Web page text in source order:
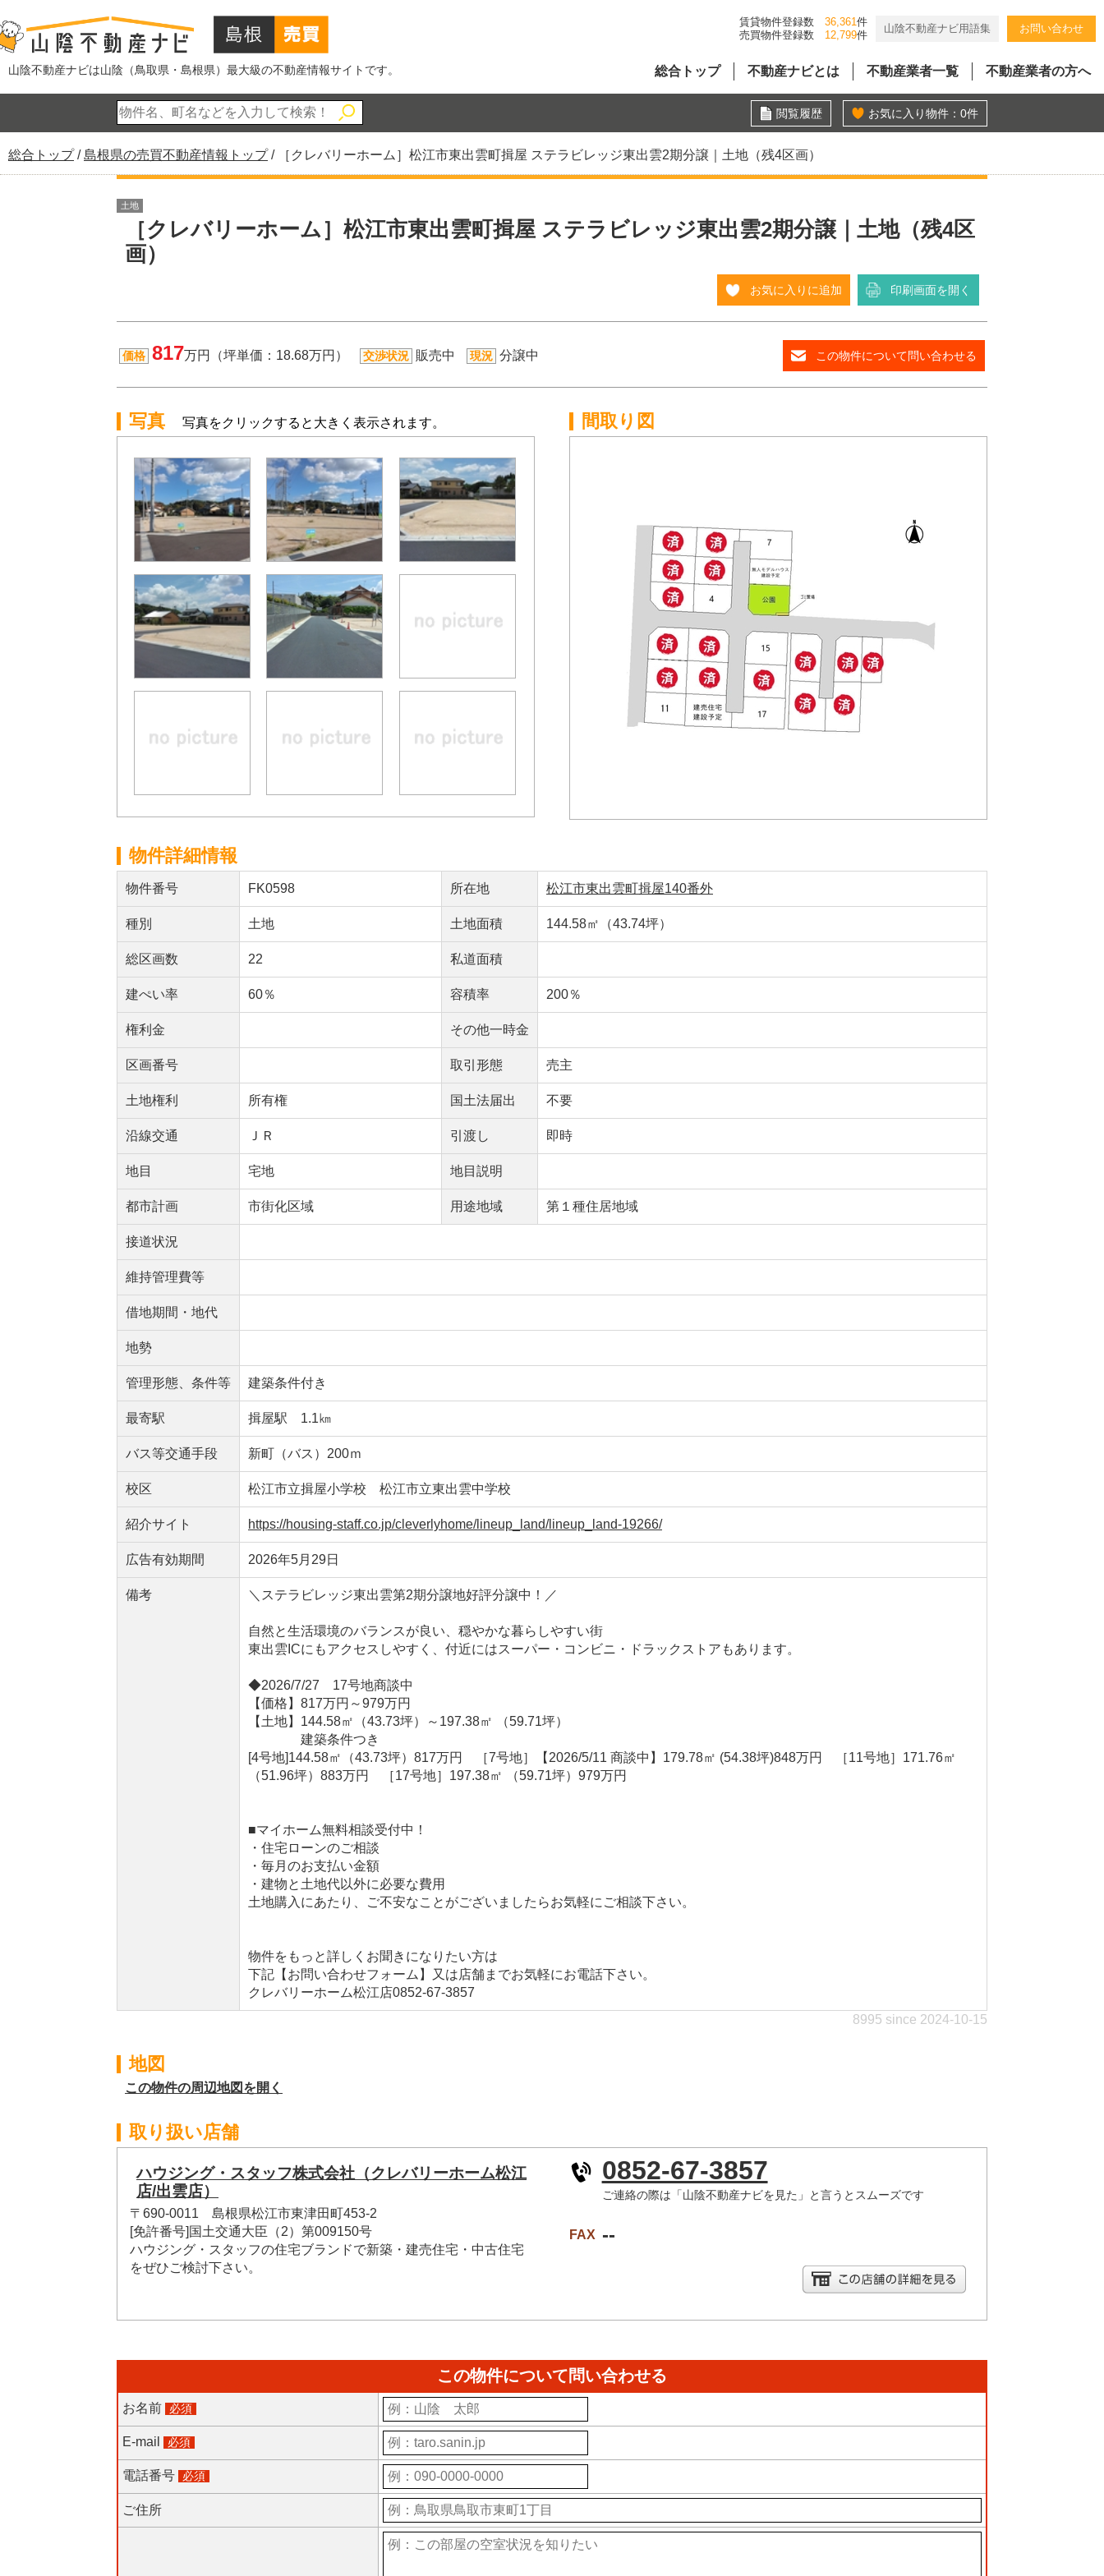
山陰不動産ナビは山陰（鳥取県・島根県）最大級の不動産情報サイトです。
賃貸物件登録数 36,361件
売買物件登録数
12,799件
山陰不動産ナビ用語集 お問い合わせ
総合トップ 不動産ナビとは 不動産業者一覧 不動産業者の方へ
閲覧履歴 お気に入り物件： 0件
現
在
総合トップ/島根県の売買不動産情報トップ/ ［クレバリーホーム］松江市東出雲町揖屋 ステラビレッジ東出雲2期分譲｜土地（残4区画）
土地
［クレバリーホーム］松江市東出雲町揖屋 ステラビレッジ東出雲2期分譲｜土地（残4区
画）
お気に入りに追加 印刷画面を開く
価格 817万円（坪単価：18.68万円） 交渉状況 販売中 現況 分譲中 この物件について問い合わせる
写真 写真をクリックすると大きく表示されます。 間取り図
物件詳細情報
物件番号 FK0598 所在地 松江市東出雲町揖屋140番外
種別 土地 土地面積 144.58㎡（43.74坪）
総区画数 22 私道面積
建ぺい率 60％ 容積率 200％
権利金 その他一時金
区画番号 取引形態 売主
土地権利 所有権 国土法届出 不要
沿線交通 ＪＲ 引渡し 即時
地目 宅地 地目説明
都市計画 市街化区域 用途地域 第１種住居地域
接道状況
維持管理費等
借地期間・地代
地勢
管理形態、条件等 建築条件付き
最寄駅 揖屋駅 1.1㎞
バス等交通手段 新町（バス）200ｍ
校区 松江市立揖屋小学校 松江市立東出雲中学校
紹介サイト https://housing-staff.co.jp/cleverlyhome/lineup_land/lineup_land-19266/
広告有効期間 2026年5月29日
備考 ＼ステラビレッジ東出雲第2期分譲地好評分譲中！／
自然と生活環境のバランスが良い、穏やかな暮らしやすい街
東出雲ICにもアクセスしやすく、付近にはスーパー・コンビニ・ドラックストアもあります。
◆2026/7/27 17号地商談中
【価格】817万円～979万円
【土地】144.58㎡（43.73坪）～197.38㎡ （59.71坪）
建築条件つき
[4号地]144.58㎡（43.73坪）817万円 ［7号地］【2026/5/11 商談中】179.78㎡ (54.38坪)848万円 ［11号地］171.76㎡
（51.96坪）883万円 ［17号地］197.38㎡ （59.71坪）979万円
■マイホーム無料相談受付中！
・住宅ローンのご相談
・毎月のお支払い金額
・建物と土地代以外に必要な費用
土地購入にあたり、ご不安なことがございましたらお気軽にご相談下さい。
物件をもっと詳しくお聞きになりたい方は
下記【お問い合わせフォーム】又は店舗までお気軽にお電話下さい。
クレバリーホーム松江店0852-67-3857
8995 since 2024-10-15
地図
この物件の周辺地図を開く
取り扱い店舗
ハウジング・スタッフ株式会社（クレバリーホーム松江
店/出雲店）
〒690-0011 島根県松江市東津田町453-2
[免許番号]国土交通大臣（2）第009150号
ハウジング・スタッフの住宅ブランドで新築・建売住宅・中古住宅
をぜひご検討下さい。
0852-67-3857
ご連絡の際は「山陰不動産ナビを見た」と言うとスムーズです
FAX --